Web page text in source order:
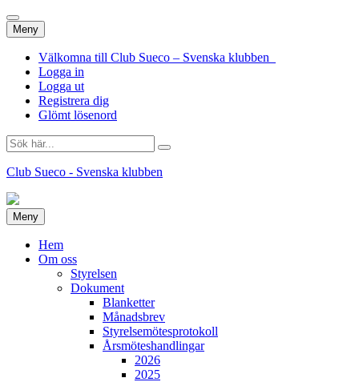
Meny Hoppa
till
innehåll
Välkomna till Club Sueco – Svenska klubben
Logga in
Logga ut
Registrera dig
Glömt lösenord
Sök
efter:
Club Sueco - Svenska klubben
Meny Hoppa
till
innehåll
Hem
Om oss
Styrelsen
Dokument
Blanketter
Månadsbrev
Styrelsemötesprotokoll
Årsmöteshandlingar
2026
2025